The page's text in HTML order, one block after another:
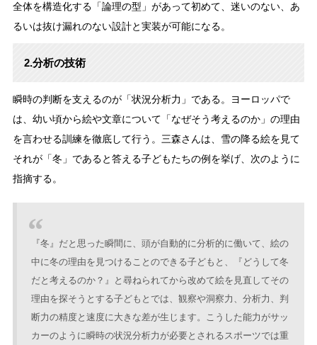
全体を構造化する「論理の型」があって初めて、迷いのない、あ
るいは抜け漏れのない設計と実装が可能になる。
2.分析の技術
瞬時の判断を支えるのが「状況分析力」である。ヨーロッパで
は、幼い頃から絵や文章について「なぜそう考えるのか」の理由
を言わせる訓練を徹底して行う。三森さんは、雪の降る絵を見て
それが「冬」であると答える子どもたちの例を挙げ、次のように
指摘する。
『冬』だと思った瞬間に、頭が自動的に分析的に働いて、絵の
中に冬の理由を見つけることのできる子どもと、『どうして冬
だと考えるのか？』と尋ねられてから改めて絵を見直してその
理由を探そうとする子どもとでは、観察や洞察力、分析力、判
断力の精度と速度に大きな差が生じます。こうした能力がサッ
カーのように瞬時の状況分析力が必要とされるスポーツでは重